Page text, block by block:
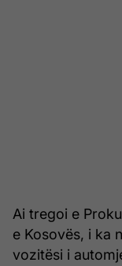
Ai tregoi e
e Kosovës, i ka
vozitësi i